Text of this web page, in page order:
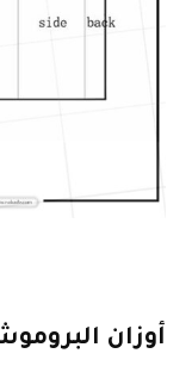
أوزان